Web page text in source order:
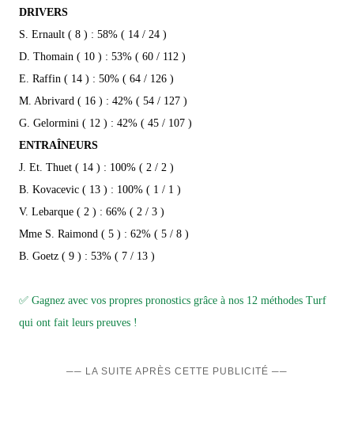
DRIVERS
S. Ernault ( 8 ) : 58% ( 14 / 24 )
D. Thomain ( 10 ) : 53% ( 60 / 112 )
E. Raffin ( 14 ) : 50% ( 64 / 126 )
M. Abrivard ( 16 ) : 42% ( 54 / 127 )
G. Gelormini ( 12 ) : 42% ( 45 / 107 )
ENTRAÎNEURS
J. Et. Thuet ( 14 ) : 100% ( 2 / 2 )
B. Kovacevic ( 13 ) : 100% ( 1 / 1 )
V. Lebarque ( 2 ) : 66% ( 2 / 3 )
Mme S. Raimond ( 5 ) : 62% ( 5 / 8 )
B. Goetz ( 9 ) : 53% ( 7 / 13 )
✅ Gagnez avec vos propres pronostics grâce à nos 12 méthodes Turf
qui ont fait leurs preuves !
── LA SUITE APRÈS CETTE PUBLICITÉ ──